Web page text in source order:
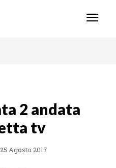
2 andata
tv
25 Agosto 2017